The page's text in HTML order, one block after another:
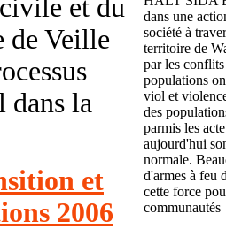
et du
de Veille
dans la
et
2006
dans une
société à
territoire de
par les
populations
viol et
des
parmis les
aujourd'hui
normale.
d'armes à feu
cette force
communautés